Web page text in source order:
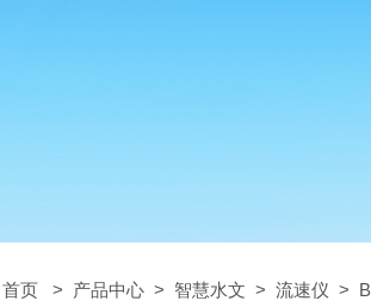
首页 > 产品中心 > 智慧水文 > 流速仪 >